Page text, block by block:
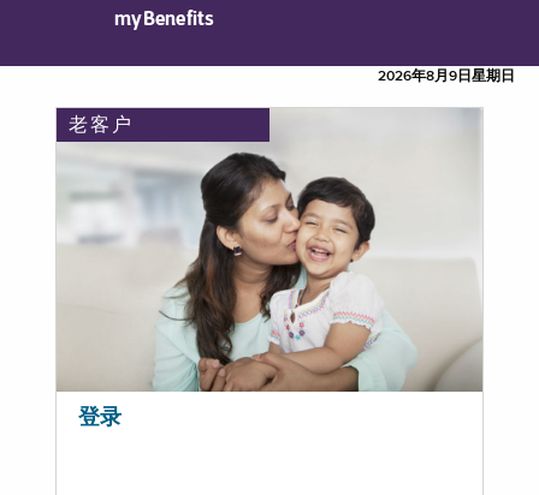
myBenefits
2026年8月9日星期日
老客户
登录